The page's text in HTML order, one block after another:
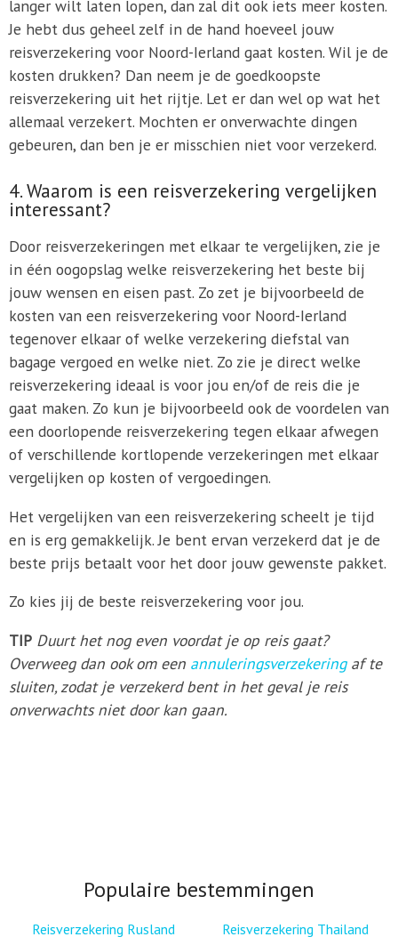
langer wilt laten lopen, dan zal dit ook iets meer kosten.
Je hebt dus geheel zelf in de hand hoeveel jouw
reisverzekering voor Noord-Ierland gaat kosten. Wil je de
kosten drukken? Dan neem je de goedkoopste
reisverzekering uit het rijtje. Let er dan wel op wat het
allemaal verzekert. Mochten er onverwachte dingen
gebeuren, dan ben je er misschien niet voor verzekerd.
4. Waarom is een reisverzekering vergelijken
interessant?
Door reisverzekeringen met elkaar te vergelijken, zie je
in één oogopslag welke reisverzekering het beste bij
jouw wensen en eisen past. Zo zet je bijvoorbeeld de
kosten van een reisverzekering voor Noord-Ierland
tegenover elkaar of welke verzekering diefstal van
bagage vergoed en welke niet. Zo zie je direct welke
reisverzekering ideaal is voor jou en/of de reis die je
gaat maken. Zo kun je bijvoorbeeld ook de voordelen van
een doorlopende reisverzekering tegen elkaar afwegen
of verschillende kortlopende verzekeringen met elkaar
vergelijken op kosten of vergoedingen.
Het vergelijken van een reisverzekering scheelt je tijd
en is erg gemakkelijk. Je bent ervan verzekerd dat je de
beste prijs betaalt voor het door jouw gewenste pakket.
Zo kies jij de beste reisverzekering voor jou.
TIP Duurt het nog even voordat je op reis gaat?
Overweeg dan ook om een annuleringsverzekeringaf te
sluiten, zodat je verzekerd bent in het geval je reis
onverwachts niet door kan gaan.
Populaire bestemmingen
Reisverzekering Rusland
Reisverzekering Thailand